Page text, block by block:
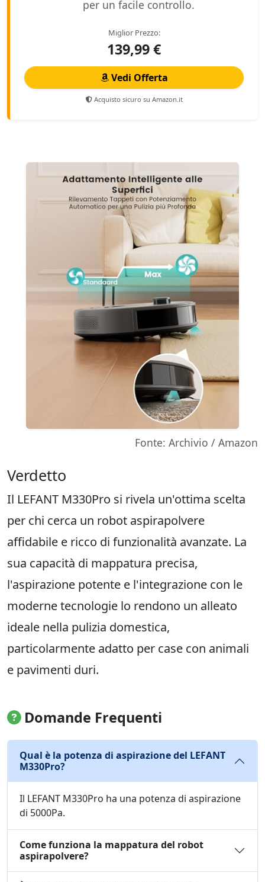
per un facile controllo.
Miglior Prezzo:
139,99 €
Vedi Offerta
Acquisto sicuro su Amazon.it
Fonte: Archivio / Amazon
Verdetto
Il LEFANT M330Pro si rivela un'ottima scelta
per chi cerca un robot aspirapolvere
affidabile e ricco di funzionalità avanzate. La
sua capacità di mappatura precisa,
l'aspirazione potente e l'integrazione con le
moderne tecnologie lo rendono un alleato
ideale nella pulizia domestica,
particolarmente adatto per case con animali
e pavimenti duri.
Domande Frequenti
Qual è la potenza di aspirazione del LEFANT
M330Pro?
Il LEFANT M330Pro ha una potenza di aspirazione
di 5000Pa.
Come funziona la mappatura del robot
aspirapolvere?